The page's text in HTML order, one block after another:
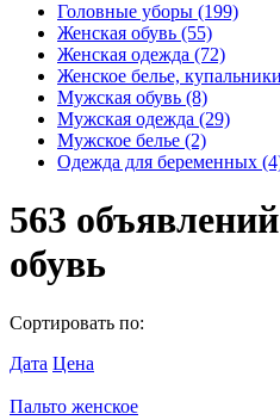
Головные уборы (199)
Женская обувь (55)
Женская одежда (72)
Женское белье, купальники
Мужская обувь (8)
Мужская одежда (29)
Мужское белье (2)
Одежда для беременных
563
обувь
Сортировать по:
Дата Цена
Пальто женское